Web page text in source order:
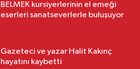
BELMEK kursiyerlerinin el emeği
eserleri sanatseverlerle buluşuyor
Gazeteci ve yazar Halit Kakınç
hayatını kaybetti